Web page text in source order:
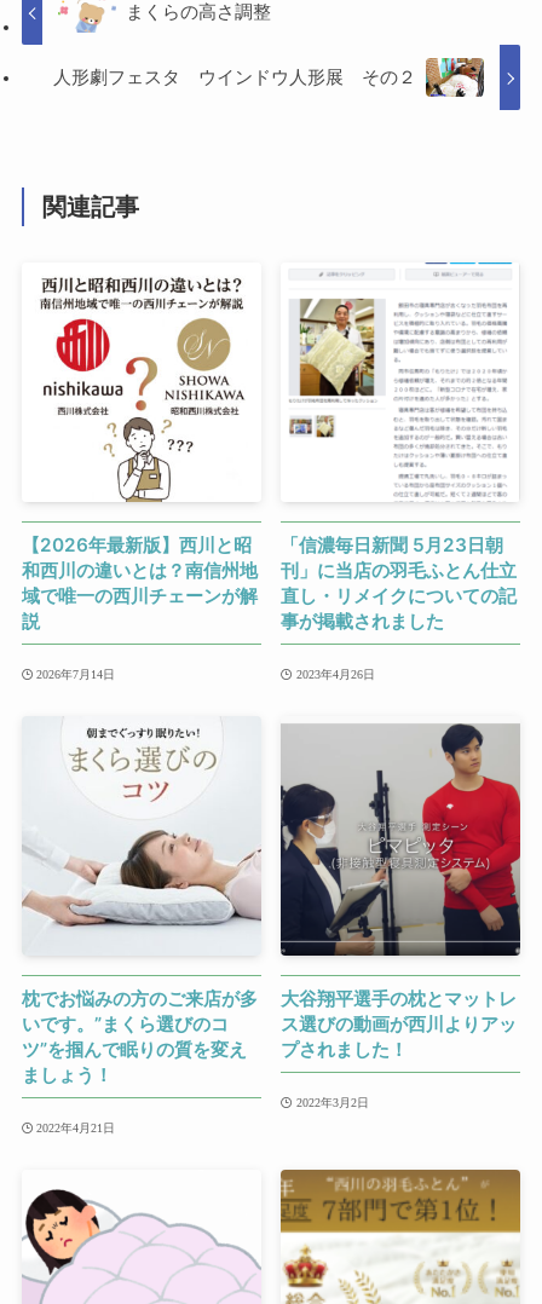
まくらの高さ調整
人形劇フェスタ ウインドウ人形展 その２
関連記事
【2026年最新版】西川と昭
和西川の違いとは？南信州地
域で唯一の西川チェーンが解
説
2026年7月14日
「信濃毎日新聞 5月23日朝
刊」に当店の羽毛ふとん仕立
直し・リメイクについての記
事が掲載されました
2023年4月26日
枕でお悩みの方のご来店が多
いです。”まくら選びのコ
ツ”を掴んで眠りの質を変え
ましょう！
2022年4月21日
大谷翔平選手の枕とマットレ
ス選びの動画が西川よりアッ
プされました！
2022年3月2日